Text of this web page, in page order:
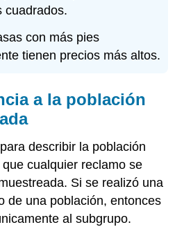
cuadrados.
con más pies
tienen precios más altos.
a la población
describir la población
cualquier reclamo se
Si se realizó una
de una población, entonces
al subgrupo.